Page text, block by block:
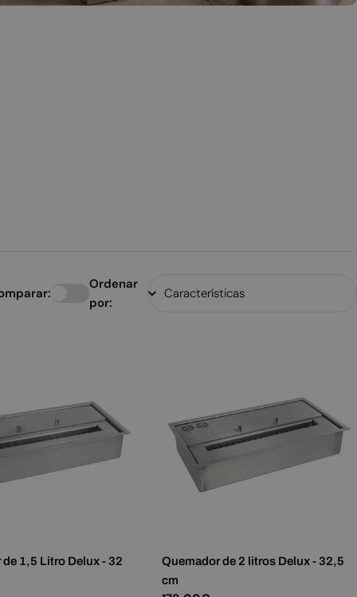
Ordenar
por:
de 1,5 Litro Delux - 32
Quemador de 2 litros Delux - 32,5
cm